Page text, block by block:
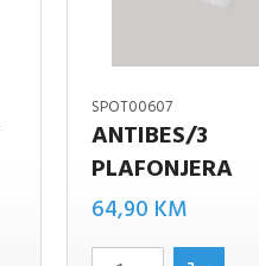
SPOT00607
ANTIBES/3
PLAFONJERA
64,90 KM
Antibes/3
plafonjera